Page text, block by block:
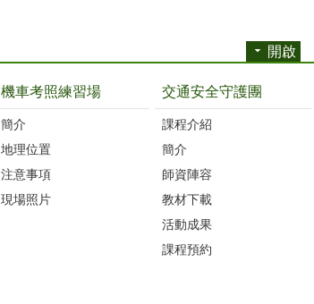
開啟
機車考照練習場
簡介
地理位置
注意事項
現場照片
交通安全守護團
課程介紹
簡介
師資陣容
教材下載
活動成果
課程預約